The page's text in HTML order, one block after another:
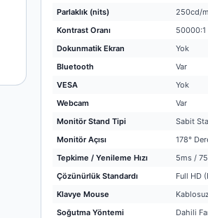
Parlaklık (nits)
250cd/
Kontrast Oranı
50000:1
Dokunmatik Ekran
Yok
Bluetooth
Var
VESA
Yok
Webcam
Var
Monitör Stand Tipi
Sabit
Monitör Açısı
178°
Tepkime / Yenileme Hızı
5ms /
Çözünürlük Standardı
Full HD
Klavye Mouse
Soğutma Yöntemi
Dahili